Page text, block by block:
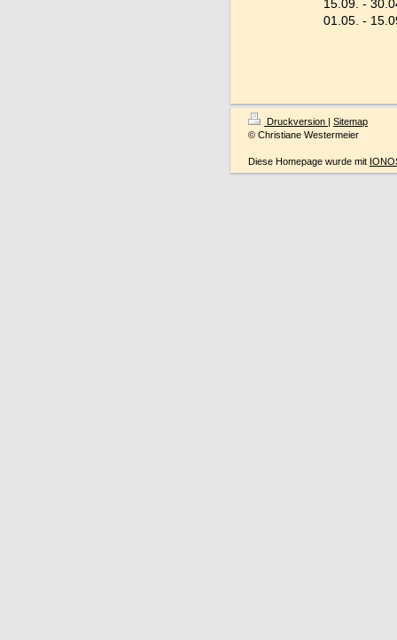
15.09. -
01.05. -
Druckversion | Sitemap
© Christiane Westermeier
Diese Homepage wurde mit